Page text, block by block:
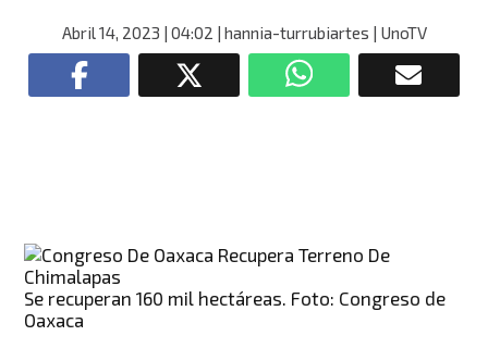
Abril 14, 2023 | 04:02 | hannia-turrubiartes | UnoTV
Se recuperan 160 mil hectáreas. Foto: Congreso de
Oaxaca